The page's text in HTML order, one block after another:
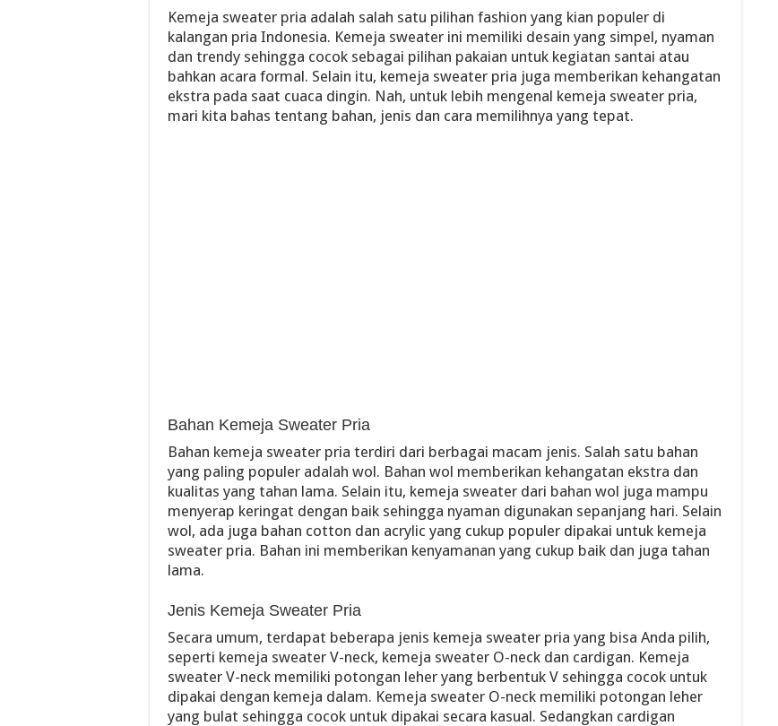
Kemeja sweater pria adalah salah satu pilihan fashion yang kian populer di
kalangan pria Indonesia. Kemeja sweater ini memiliki desain yang simpel, nyaman
dan trendy sehingga cocok sebagai pilihan pakaian untuk kegiatan santai atau
bahkan acara formal. Selain itu, kemeja sweater pria juga memberikan kehangatan
ekstra pada saat cuaca dingin. Nah, untuk lebih mengenal kemeja sweater pria,
mari kita bahas tentang bahan, jenis dan cara memilihnya yang tepat.
Bahan Kemeja Sweater Pria
Bahan kemeja sweater pria terdiri dari berbagai macam jenis. Salah satu bahan
yang paling populer adalah wol. Bahan wol memberikan kehangatan ekstra dan
kualitas yang tahan lama. Selain itu, kemeja sweater dari bahan wol juga mampu
menyerap keringat dengan baik sehingga nyaman digunakan sepanjang hari. Selain
wol, ada juga bahan cotton dan acrylic yang cukup populer dipakai untuk kemeja
sweater pria. Bahan ini memberikan kenyamanan yang cukup baik dan juga tahan
lama.
Jenis Kemeja Sweater Pria
Secara umum, terdapat beberapa jenis kemeja sweater pria yang bisa Anda pilih,
seperti kemeja sweater V-neck, kemeja sweater O-neck dan cardigan. Kemeja
sweater V-neck memiliki potongan leher yang berbentuk V sehingga cocok untuk
dipakai dengan kemeja dalam. Kemeja sweater O-neck memiliki potongan leher
yang bulat sehingga cocok untuk dipakai secara kasual. Sedangkan cardigan